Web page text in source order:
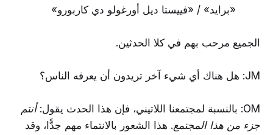
«برايد» / «فييستا ديل أورغولو دي كاربورو»
الجميع مرحب بهم في كلا الحدثين.
JM: هل هناك أي شيء آخر تريدون أن يعرفه الناس؟
OM: بالنسبة لمجتمعنا اللاتيني، فإن هذا الحدث يقول:
أنتم
جزء من هذا المجتمع. هذا الشعور بالانتماء مهم جدًّا، وقد